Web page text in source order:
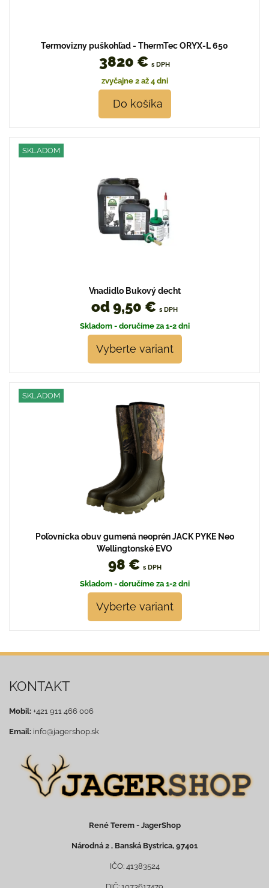
Termovizny puškohľad - ThermTec ORYX-L 650
3820 € s DPH
zvyčajne 2 až 4 dni
Do košíka
SKLADOM
Vnadidlo Bukový decht
od 9,50 € s DPH
Skladom - doručíme za 1-2 dni
Vyberte variant
SKLADOM
Poľovnícka obuv gumená neoprén JACK PYKE Neo
Wellingtonské EVO
98 € s DPH
Skladom - doručíme za 1-2 dni
Vyberte variant
KONTAKT
Mobil: +421 911 466 006
Email: info@jagershop.sk
René Terem - JagerShop
Národná 2 , Banská Bystrica, 97401
IČO: 41383524